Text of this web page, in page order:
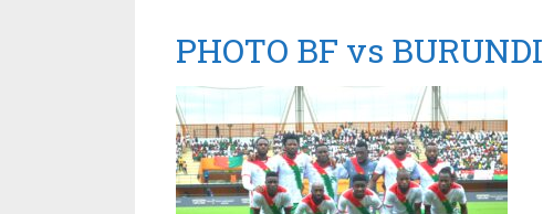
PHOTO BF vs BURUNDI